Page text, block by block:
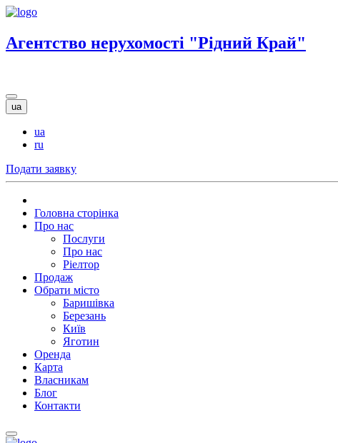
Агентство нерухомості "Рідний Край"
ua
ua
ru
Подати заявку
Головна сторінка
Про нас
Послуги
Про нас
Ріелтор
Продаж
Обрати місто
Баришівка
Березань
Київ
Яготин
Оренда
Карта
Власникам
Блог
Контакти